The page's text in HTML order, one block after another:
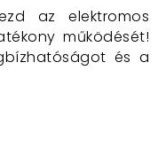
az elektromos
működését!
és a